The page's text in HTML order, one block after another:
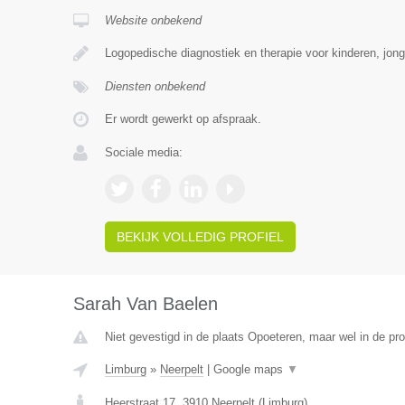
Website onbekend
Logopedische diagnostiek en therapie voor kinderen,
Diensten onbekend
Er wordt gewerkt op afspraak.
Sociale media:
BEKIJK VOLLEDIG PROFIEL
Sarah Van Baelen
Niet gevestigd in de plaats Opoeteren, maar wel in de
Limburg» Neerpelt| Google maps ▼